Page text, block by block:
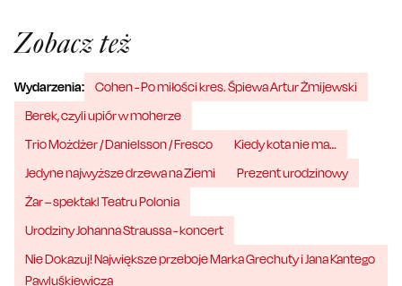
Zobacz też
Wydarzenia:
Cohen - Po miłości kres. Śpiewa Artur Żmijewski
Berek, czyli upiór w moherze
Trio Możdżer / Danielsson / Fresco
Kiedy kota nie ma…
Jedyne najwyższe drzewa na Ziemi
Prezent urodzinowy
Żar – spektakl Teatru Polonia
Urodziny Johanna Straussa - koncert
Nie Dokazuj! Największe przeboje Marka Grechuty i Jana Kantego
Pawluśkiewicza